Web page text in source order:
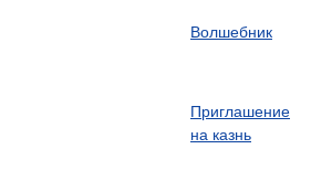
Волшебник
Приглашение
на казнь